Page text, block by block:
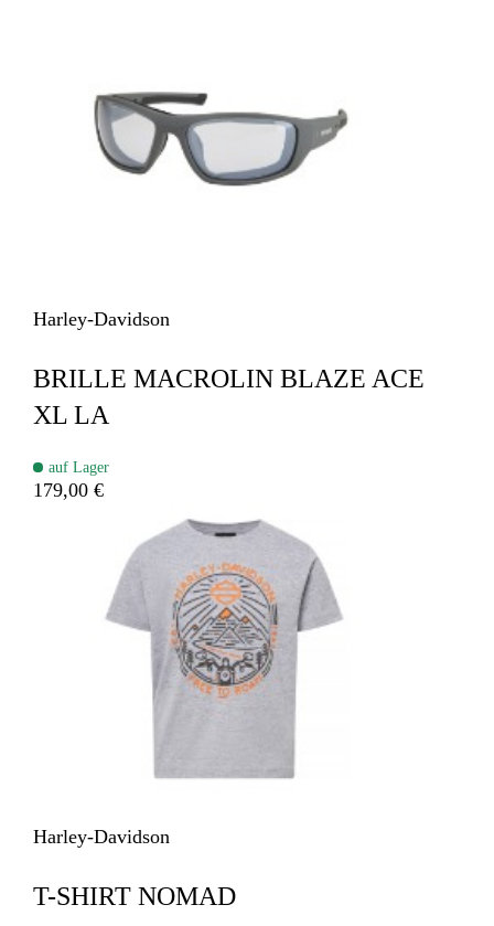
Harley-Davidson
BRILLE MACROLIN BLAZE ACE
XL LA
auf Lager
179,00 €
Harley-Davidson
T-SHIRT NOMAD